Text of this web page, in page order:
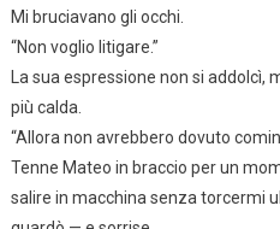
Mi bruciavano gli occhi.
“Non voglio litigare.”
La sua espressione non si addolcì,
più calda.
“Allora non avrebbero dovuto
Tenne Mateo in braccio per un
salire in macchina senza torcermi